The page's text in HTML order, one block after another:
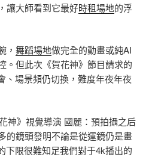
讓大師看到它最好時租場地的浮
， 舞蹈場地做完全的動畫或純AI
。但此次《賀花神》節目請求的
、場景頻仍切換，難度年夜年夜
神》視覺導演 國麗：預拍攝之后
的鏡頭發明不論是從運鏡仍是畫
下限很難知足我們對于4k播出的